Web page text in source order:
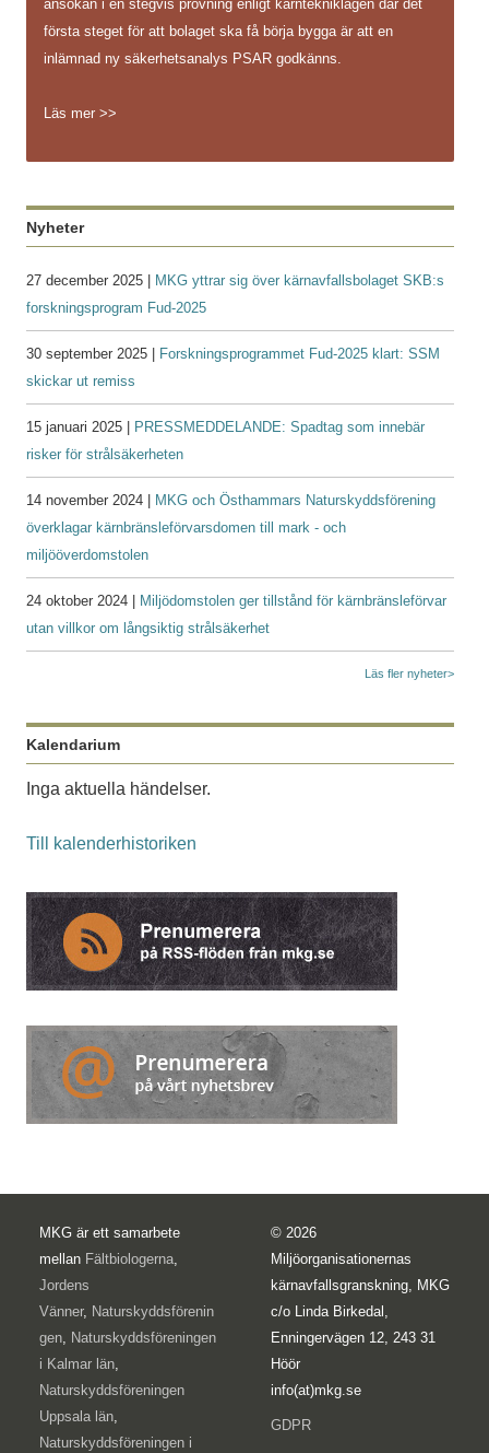
ansökan i en stegvis prövning enligt kärntekniklagen där det
första steget för att bolaget ska få börja bygga är att en
inlämnad ny säkerhetsanalys PSAR godkänns.
Läs mer >>
Nyheter
27 december 2025 |
MKG yttrar sig över kärnavfallsbolaget SKB:s
forskningsprogram Fud-2025
30 september 2025 |
Forskningsprogrammet Fud-2025 klart: SSM
skickar ut remiss
15 januari 2025 |
PRESSMEDDELANDE: Spadtag som innebär
risker för strålsäkerheten
14 november 2024 |
MKG och Östhammars Naturskyddsförening
överklagar kärnbränsleförvarsdomen till mark - och
miljööverdomstolen
24 oktober 2024 |
Miljödomstolen ger tillstånd för kärnbränsleförvar
utan villkor om långsiktig strålsäkerhet
Läs fler nyheter>
Kalendarium
Inga aktuella händelser.
Till kalenderhistoriken
MKG är ett samarbete
mellan Fältbiologerna
Jordens
Vänner, Naturskyddsförenin
gen
Naturskyddsföreningen
i Kalmar län
Naturskyddsföreningen
Uppsala län
Naturskyddsföreningen i
© 2026
Miljöorganisationernas
kärnavfallsgranskning, MKG
c/o Linda Birkedal,
Enningervägen 12, 243 31
Höör
info(at)mkg.se
GDPR